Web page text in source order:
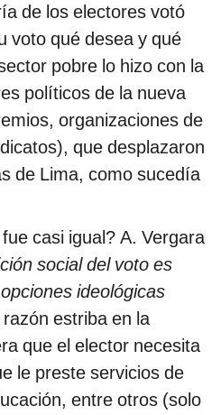
de los electores votó
voto qué desea y qué
pobre lo hizo con la
políticos de la nueva
organizaciones de
que desplazaron
de Lima, como sucedía
casi igual? A. Vergara
social del voto es
ideológicas
razón estriba en la
que el elector necesita
le preste servicios de
entre otros (solo